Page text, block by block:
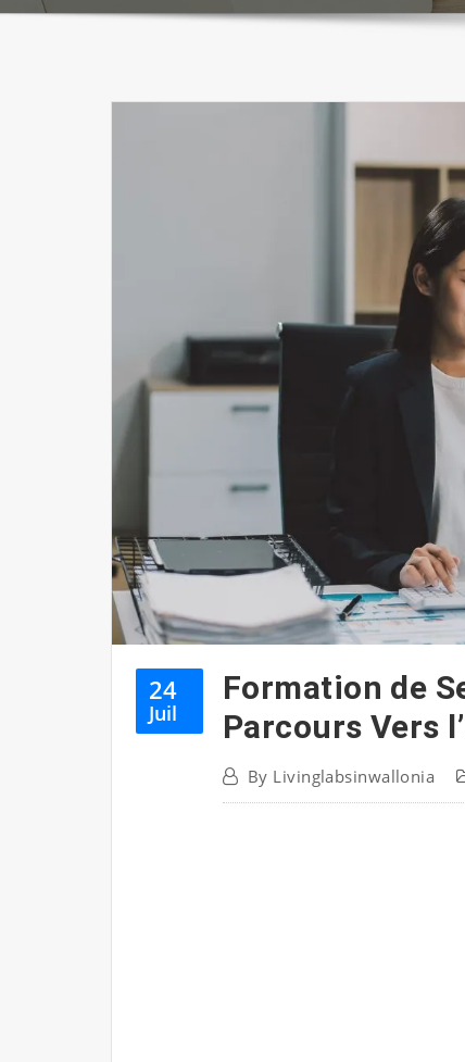
24
Juil
Formation de
Parcours Vers
By Livinglabsinwallonia